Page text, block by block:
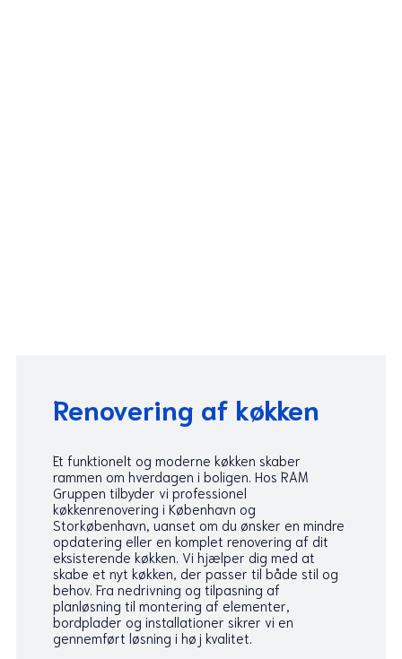
Renovering af køkken
Et funktionelt og moderne køkken skaber
rammen om hverdagen i boligen. Hos RAM
Gruppen tilbyder vi professionel
køkkenrenovering i København og
Storkøbenhavn, uanset om du ønsker en mindre
opdatering eller en komplet renovering af dit
eksisterende køkken. Vi hjælper dig med at
skabe et nyt køkken, der passer til både stil og
behov. Fra nedrivning og tilpasning af
planløsning til montering af elementer,
bordplader og installationer sikrer vi en
gennemført løsning i høj kvalitet.